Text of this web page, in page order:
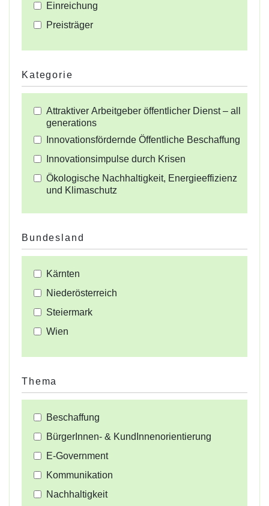
Einreichung
Preisträger
Kategorie
Attraktiver Arbeitgeber öffentlicher Dienst – all
generations
Innovationsfördernde Öffentliche Beschaffung
Innovationsimpulse durch Krisen
Ökologische Nachhaltigkeit, Energieeffizienz
und Klimaschutz
Bundesland
Kärnten
Niederösterreich
Steiermark
Wien
Thema
Beschaffung
BürgerInnen- & KundInnenorientierung
E-Government
Kommunikation
Nachhaltigkeit